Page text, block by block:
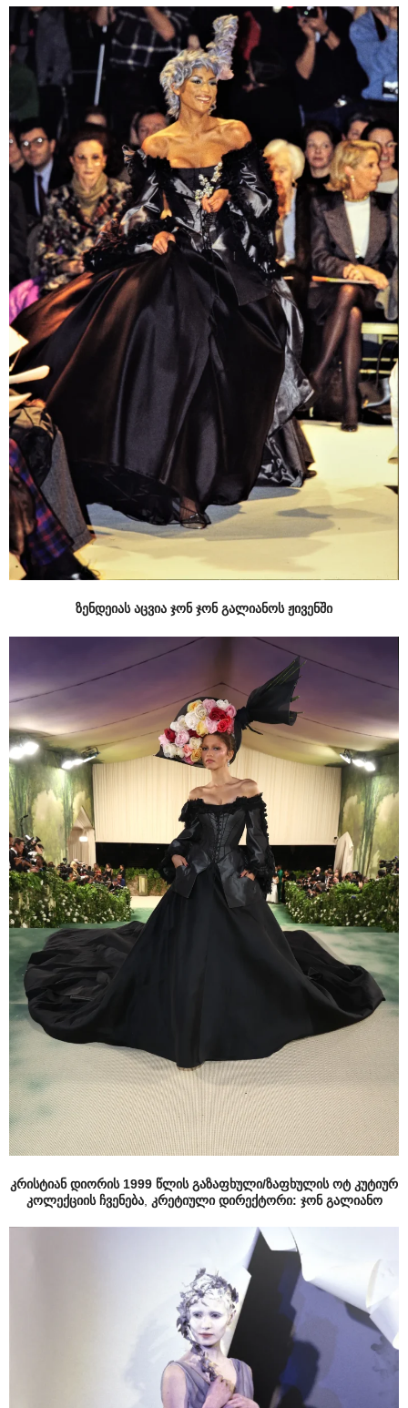
ზენდეიას აცვია ჯონ ჯონ გალიანოს ჟივენში
კრისტიან დიორის 1999 წლის გაზაფხული/ზაფხულის ოტ კუტიურ
კოლექციის ჩვენება, კრეტიული დირექტორი: ჯონ გალიანო